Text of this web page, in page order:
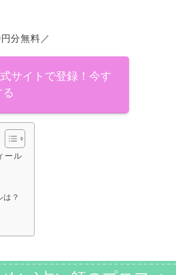
分無料／
サイトで登録！今す
る
ール
？